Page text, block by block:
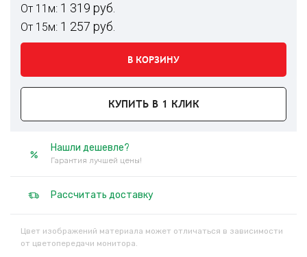
От 11м: 1 319 руб.
От 15м: 1 257 руб.
В КОРЗИНУ
КУПИТЬ В 1 КЛИК
Нашли дешевле?
Гарантия лучшей цены!
Рассчитать доставку
Цвет изображений материала может отличаться в зависимости
от цветопередачи монитора.